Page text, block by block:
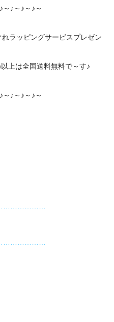
～♪～♪～♪～
ラッピングサービスプレゼン
上は全国送料無料で～す♪
～♪～♪～♪～